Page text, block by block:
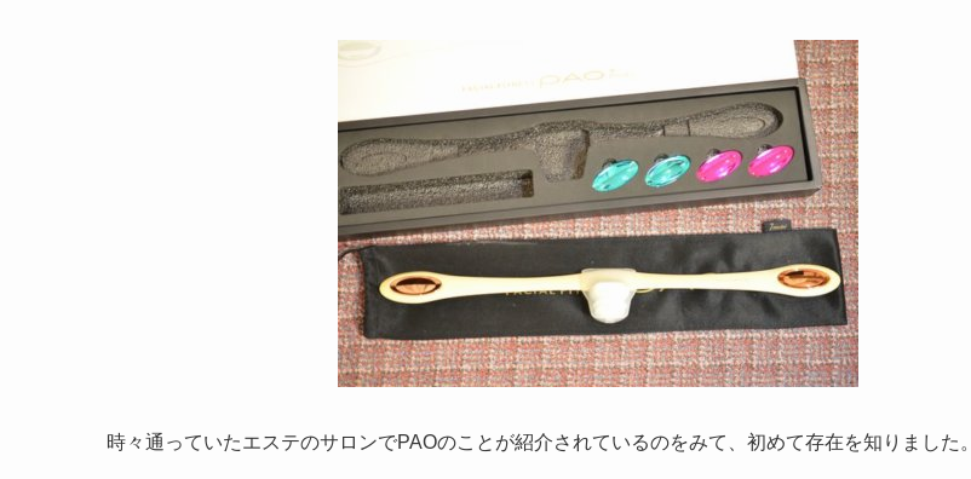
時々通っていたエステのサロンでPAOのことが紹介されているのをみて、初めて存在を知りました。